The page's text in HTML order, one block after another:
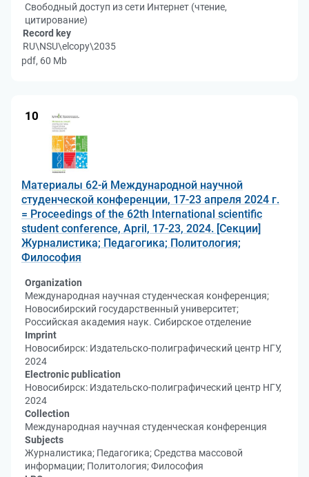
Свободный доступ из сети Интернет (чтение,
цитирование)
Record key
RU\NSU\elcopy\2035
pdf, 60 Mb
10
Материалы 62-й Международной научной
студенческой конференции, 17-23 апреля 2024 г.
= Proceedings of the 62th International scientific
student conference, April, 17-23, 2024. [Секции]
Журналистика; Педагогика; Политология;
Философия
Organization
Международная научная студенческая конференция;
Новосибирский государственный университет;
Российская академия наук. Сибирское отделение
Imprint
Новосибирск: Издательско-полиграфический центр НГУ,
2024
Electronic publication
Новосибирск: Издательско-полиграфический центр НГУ,
2024
Collection
Международная научная студенческая конференция
Subjects
Журналистика; Педагогика; Средства массовой
информации; Политология; Философия